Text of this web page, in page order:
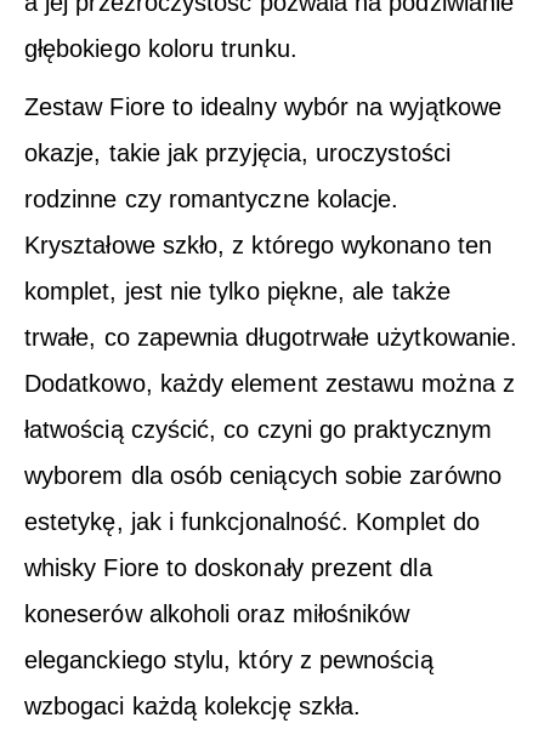
głębokiego koloru trunku.
Zestaw Fiore to idealny wybór na wyjątkowe
okazje, takie jak przyjęcia, uroczystości
rodzinne czy romantyczne kolacje.
Kryształowe szkło, z którego wykonano ten
komplet, jest nie tylko piękne, ale także
trwałe, co zapewnia długotrwałe użytkowanie.
Dodatkowo, każdy element zestawu można z
łatwością czyścić, co czyni go praktycznym
wyborem dla osób ceniących sobie zarówno
estetykę, jak i funkcjonalność. Komplet do
whisky Fiore to doskonały prezent dla
koneserów alkoholi oraz miłośników
eleganckiego stylu, który z pewnością
wzbogaci każdą kolekcję szkła.